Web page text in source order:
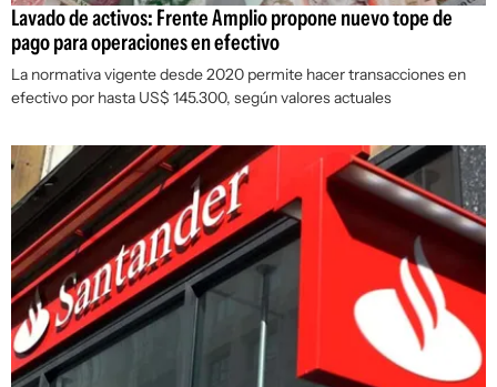
Lavado de activos: Frente Amplio propone nuevo tope de
pago para operaciones en efectivo
La normativa vigente desde 2020 permite hacer transacciones en
efectivo por hasta US$ 145.300, según valores actuales